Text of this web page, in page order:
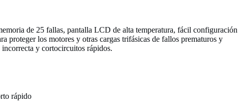
de 25 fallas, pantalla LCD de alta temperatura, fácil configuración
proteger los motores y otras cargas trifásicas de fallos prematuros y
y cortocircuitos rápidos.
rápido